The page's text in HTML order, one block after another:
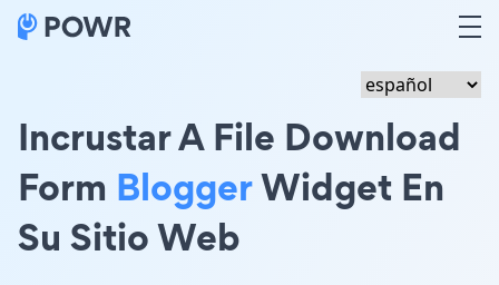
Incrustar A File Download
Form BloggerWidget En
Su Sitio Web